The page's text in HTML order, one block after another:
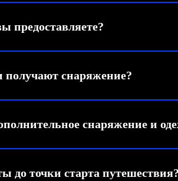
предоставляете?
получают снаряжение?
снаряжение и
до точки старта